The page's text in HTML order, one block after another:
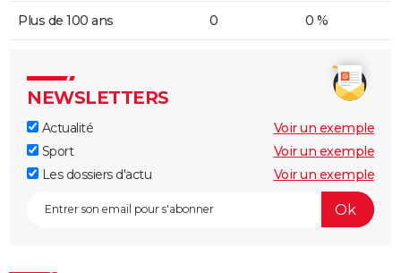
Plus de 100 ans 0 0 %
NEWSLETTERS
Actualité
Voir un exemple
Sport
Voir un exemple
Les dossiers d'actu
Voir un exemple